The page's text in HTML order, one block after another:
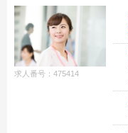
求人番号：475414